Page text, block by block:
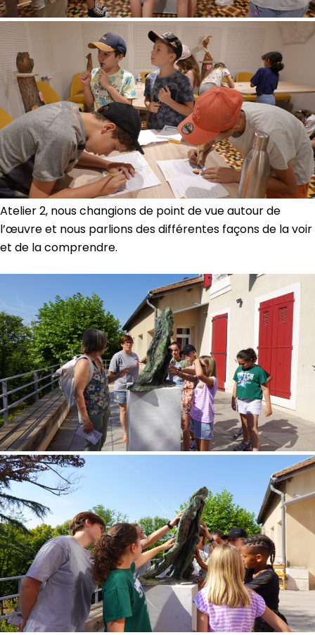
Atelier 2, nous changions de point de vue autour de
l’œuvre et nous parlions des différentes façons de la voir
et de la comprendre.